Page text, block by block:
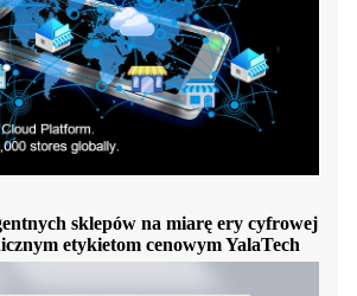
sklepów na miarę ery cyfrowej
etykietom cenowym YalaTech